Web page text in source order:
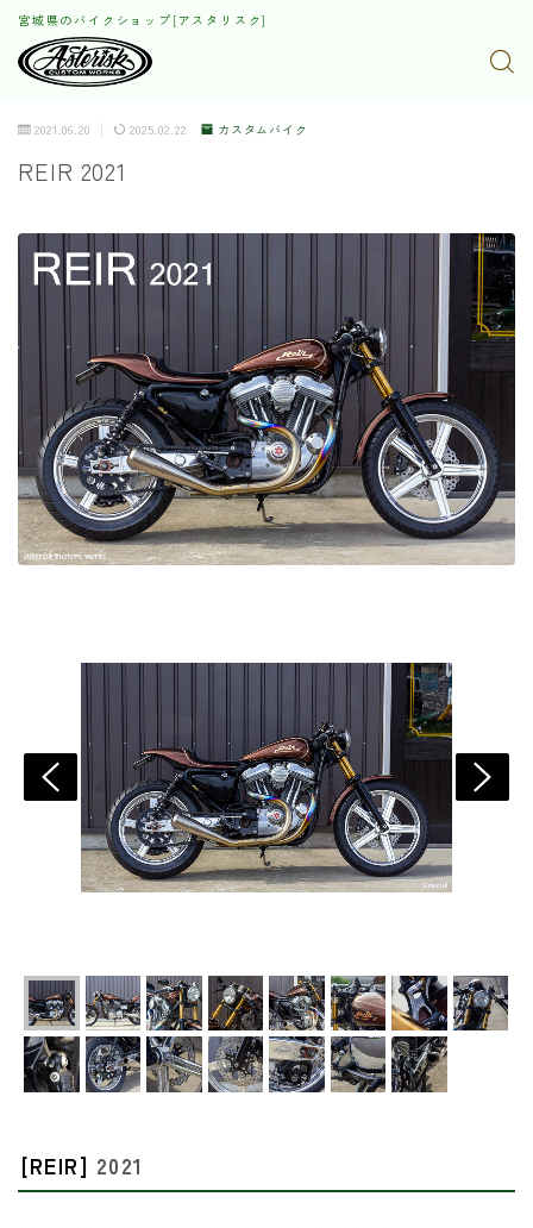
宮城県のバイクショップ[アスタリスク]
2021.06.20 2025.02.22 カスタムバイク
REIR 2021
[REIR] 2021